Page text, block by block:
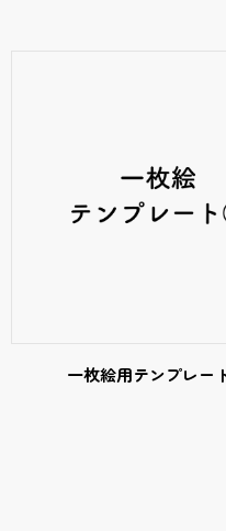
一枚絵用テンプレー